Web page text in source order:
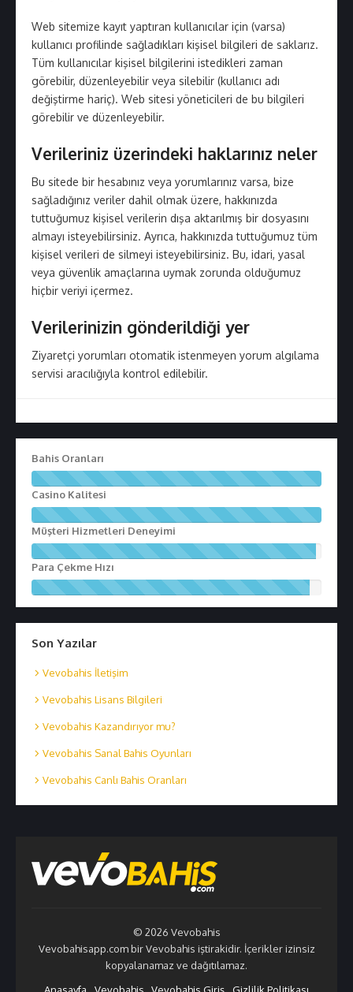
Web sitemize kayıt yaptıran kullanıcılar için (varsa)
kullanıcı profilinde sağladıkları kişisel bilgileri de saklarız.
Tüm kullanıcılar kişisel bilgilerini istedikleri zaman
görebilir, düzenleyebilir veya silebilir (kullanıcı adı
değiştirme hariç). Web sitesi yöneticileri de bu bilgileri
görebilir ve düzenleyebilir.
Verileriniz üzerindeki haklarınız neler
Bu sitede bir hesabınız veya yorumlarınız varsa, bize
sağladığınız veriler dahil olmak üzere, hakkınızda
tuttuğumuz kişisel verilerin dışa aktarılmış bir dosyasını
almayı isteyebilirsiniz. Ayrıca, hakkınızda tuttuğumuz tüm
kişisel verileri de silmeyi isteyebilirsiniz. Bu, idari, yasal
veya güvenlik amaçlarına uymak zorunda olduğumuz
hiçbir veriyi içermez.
Verilerinizin gönderildiği yer
Ziyaretçi yorumları otomatik istenmeyen yorum algılama
servisi aracılığıyla kontrol edilebilir.
Bahis Oranları
0
%
C
o
Casino Kalitesi
0
%
C
o
m
p
Müşteri Hizmetleri Deneyimi
%
C
Para Çekme Hızı
9
t
Son Yazılar
Vevobahis İletişim
Vevobahis Lisans Bilgileri
Vevobahis Kazandırıyor mu?
Vevobahis Sanal Bahis Oyunları
Vevobahis Canlı Bahis Oranları
© 2026 Vevobahis
Vevobahisapp.com bir Vevobahis iştirakidir. İçerikler izinsiz
kopyalanamaz ve dağıtılamaz.